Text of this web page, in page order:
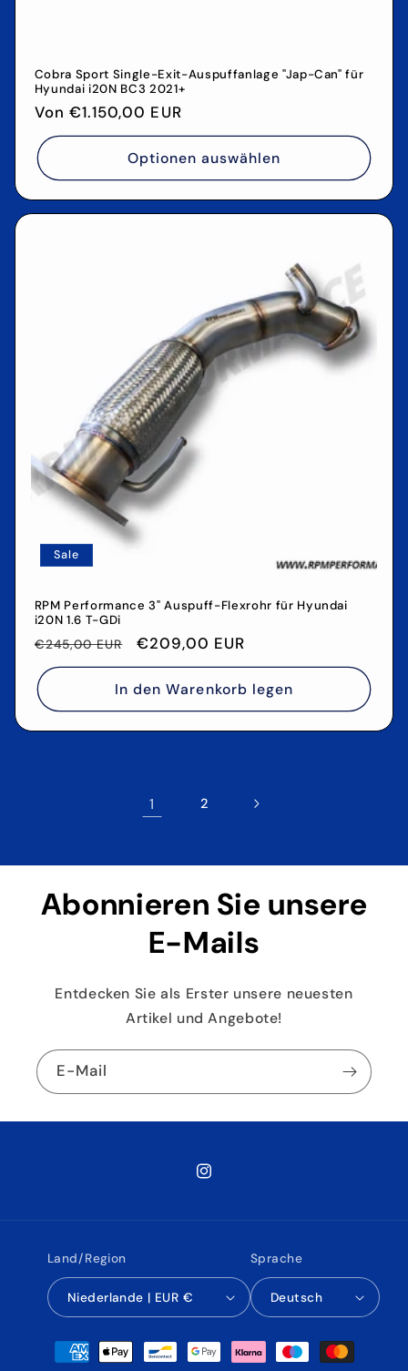
Cobra Sport Single-Exit-Auspuffanlage "Jap-Can" für
Hyundai i20N BC3 2021+
Normaler
Preis
Von €1.150,00 EUR
Optionen auswählen
Sale
RPM Performance 3" Auspuff-Flexrohr für Hyundai
i20N 1.6 T-GDi
Normaler
Preis
€245,00 EUR Verkaufspreis
€209,00 EUR
In den Warenkorb legen
1 2
Abonnieren Sie unsere
E-Mails
Entdecken Sie als Erster unsere neuesten
Artikel und Angebote!
E-Mail
Instagram
Land/Region
Niederlande | EUR €
Sprache
Deutsch
Zahlungsmethoden